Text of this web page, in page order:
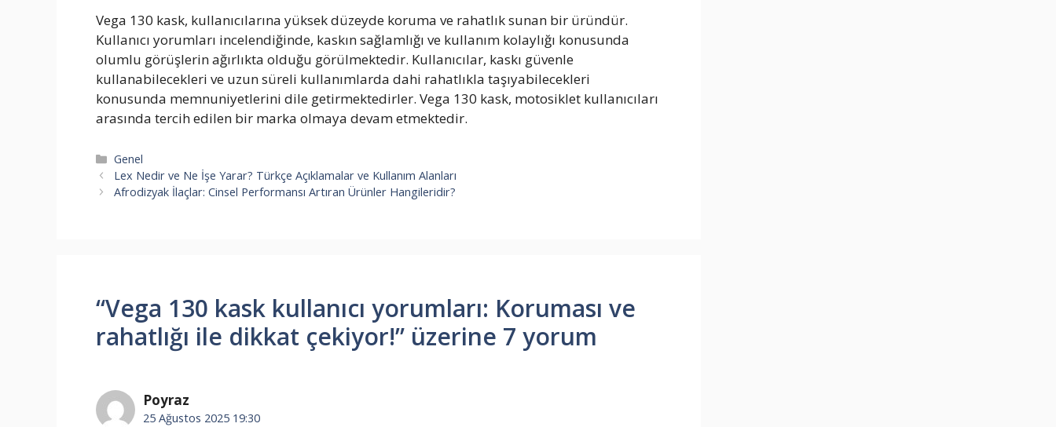
Vega 130 kask, kullanıcılarına yüksek düzeyde koruma ve rahatlık sunan bir üründür.
Kullanıcı yorumları incelendiğinde, kaskın sağlamlığı ve kullanım kolaylığı konusunda
olumlu görüşlerin ağırlıkta olduğu görülmektedir. Kullanıcılar, kaskı güvenle
kullanabilecekleri ve uzun süreli kullanımlarda dahi rahatlıkla taşıyabilecekleri
konusunda memnuniyetlerini dile getirmektedirler. Vega 130 kask, motosiklet kullanıcıları
arasında tercih edilen bir marka olmaya devam etmektedir.
Kategoriler
Genel
Lex Nedir ve Ne İşe Yarar? Türkçe Açıklamalar ve Kullanım Alanları
Afrodizyak İlaçlar: Cinsel Performansı Artıran Ürünler Hangileridir?
“Vega 130 kask kullanıcı yorumları: Koruması ve
rahatlığı ile dikkat çekiyor!” üzerine 7 yorum
Poyraz
25 Ağustos 2025 19:30